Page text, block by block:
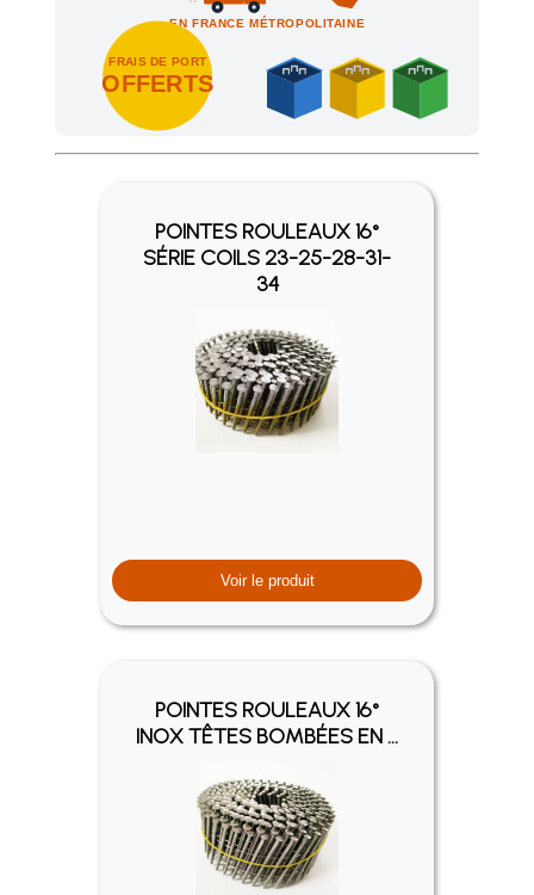
EN FRANCE MÉTROPOLITAINE
FRAIS DE PORT
OFFERTS
Achetez 4 sachets ou boîtes d'agrafes ou de pointes et
POINTES ROULEAUX 16°
SÉRIE COILS 23-25-28-31-
34
Voir le produit
POINTES ROULEAUX 16°
INOX TÊTES BOMBÉES EN ...